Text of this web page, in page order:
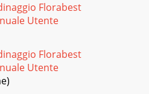
Florabest
Utente
Florabest
Utente